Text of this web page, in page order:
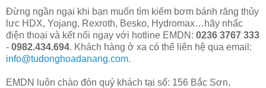
Đừng ngần ngại khi bạn muốn tìm kiếm bơm bánh răng thủy
lực HDX, Yojang, Rexroth, Besko, Hydromax…hãy nhấc
điện thoại và kết nối ngay với hotline EMDN: 0236 3767 333
- 0982.434.694. Khách hàng ở xa có thể liên hệ qua email:
info@tudonghoadanang.com.
EMDN luôn chào đón quý khách tại số: 156 Bắc Sơn,